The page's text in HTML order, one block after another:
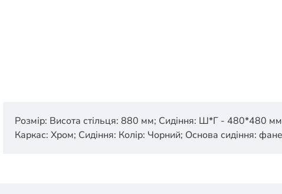
Розмір: Висота стільця: 880 мм; Сидіння: Ш*Г - 480*480
Каркас: Хром; Сидіння: Колір: Чорний; Основа сидіння: